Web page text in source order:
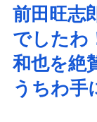
前田旺志
でしたわ
和也を絶
うちわ手